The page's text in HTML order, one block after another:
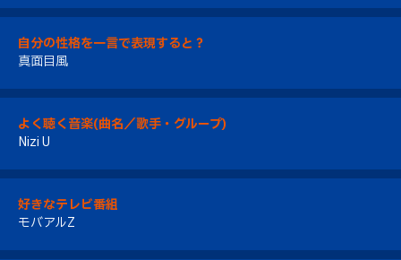
自分の性格を一言で表現すると？
真面目風
よく聴く音楽(曲名／歌手・グループ)
Nizi U
好きなテレビ番組
モバアルZ